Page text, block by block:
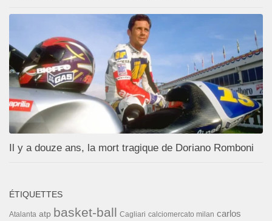
Il y a douze ans, la mort tragique de Doriano Romboni
ÉTIQUETTES
Atalanta atp basket-ball Cagliari calciomercato milan carlos